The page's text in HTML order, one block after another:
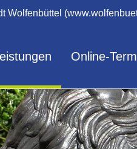
Wolfenbüttel
Online-